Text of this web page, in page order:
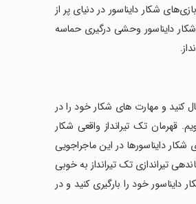
شکار دایناسور در دنیای پر از
دایناسور وحشی درگیری حماسه
کنید و مهارت های شکار خود را در
قهرمان تک تیرانداز واقعی شکار
دایناسورها در این ماجراجویی
تیراندازی تک تیرانداز به خوبی
خود را بارگیری کنید و در